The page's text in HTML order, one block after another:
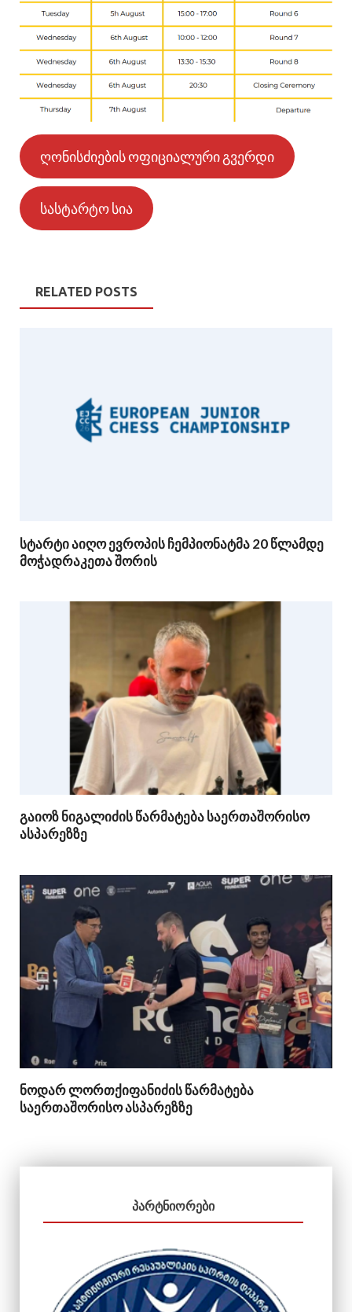
ღონისძიების ოფიციალური გვერდი
სასტარტო სია
RELATED POSTS
სტარტი აიღო ევროპის ჩემპიონატმა 20 წლამდე
მოჭადრაკეთა შორის
გაიოზ ნიგალიძის წარმატება საერთაშორისო
ასპარეზზე
ნოდარ ლორთქიფანიძის წარმატება
საერთაშორისო ასპარეზზე
ᲞᲐᲠᲢᲜᲘᲝᲠᲔᲑᲘ